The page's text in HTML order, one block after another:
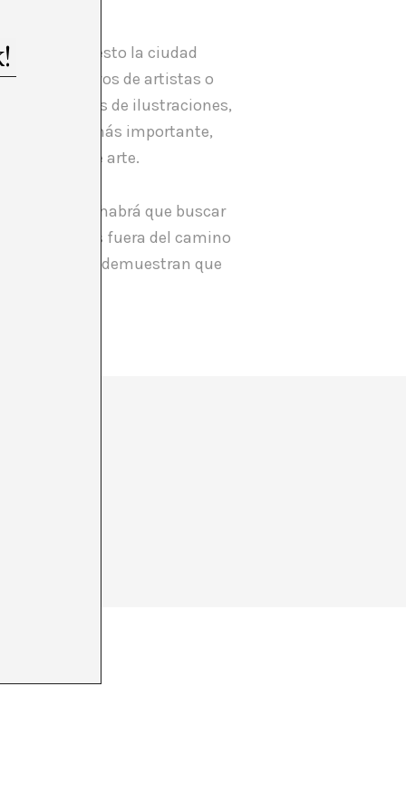
Gracias a esto la ciudad
colectivos de artistas o
libros de ilustraciones,
y lo que es más importante,
galería de arte.
habrá que buscar
senderos fuera del camino
otros demuestran que